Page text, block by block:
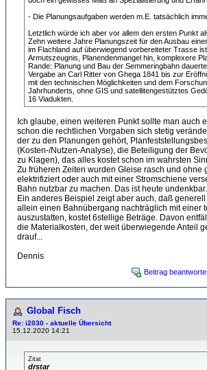
- Die Planungsaufgaben werden m.E. tatsächlich
Letztlich würde ich aber vor allem den ersten Punkt
Zehn weitere Jahre Planungszeit für den Ausbau
im Flachland auf überwiegend vorbereiteter Trasse
Armutszeugnis, Planendenmangel hin, komplexere
Rande: Planung und Bau der Semmeringbahn
Vergabe an Carl Ritter von Ghega 1841 bis zur
mit den technischen Möglichkeiten und dem
Jahrhunderts, ohne GIS und satellitengestütztes
16 Viadukten.
Ich glaube, einen weiteren Punkt sollte man auch
schon die rechtlichen Vorgaben sich stetig
der zu den Planungen gehört,
(Kosten-/Nutzen-Analyse), die Beteiligung der
zu Klagen), das alles kostet schon im wahrsten
Zu früheren Zeiten wurden Gleise rasch und ohne
elektrifiziert oder auch mit einer Stromschiene
Bahn nutzbar zu machen. Das ist heute undenkbar.
Ein anderes Beispiel zeigt aber auch, daß
allein einen Bahnübergang nachträglich mit einer
auszustatten, kostet 6stellige Beträge. Davon
die Materialkosten, der weit überwiegende Anteil
drauf...
Dennis
Beitrag
Global Fisch
Re: i2030 - aktuelle Übersicht
15.12.2020 14:21
Zitat
drstar